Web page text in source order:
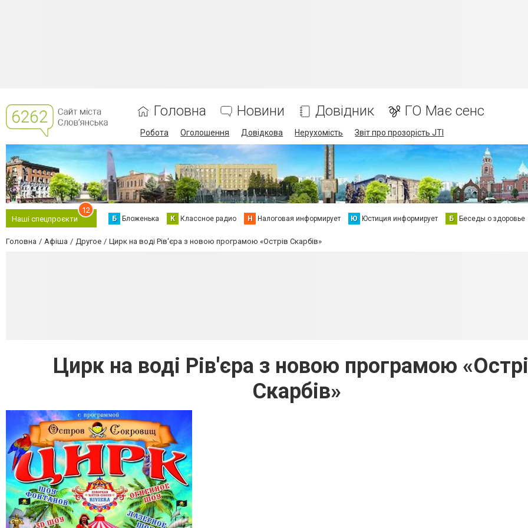
Головна Новини Довідник ГО Має сенс
Робота Оголошення Довідкова Нерухомість Звіт про прозорість JTI
Наші спецпроєкти
12
Б Бложенька К Классное радио Н Налоговая информирует Ю Юстиция информирует Б Беседы о здоровье
Головна Афіша Другое Цирк на воді Рів'єра з новою програмою «Острів Скарбів»
Цирк на воді Рів'єра з новою програмою
Скарбів»